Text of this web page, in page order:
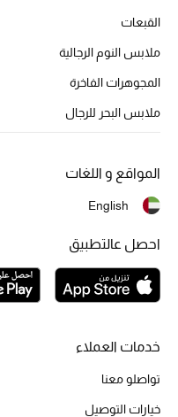
أبرز المصممين
تسوقوا الحقائب
أحذية النسائية
أحذية للأطفال
القبعات
ملابس النوم الرجالية
المجوهرات الفاخرة
ملابس البحر للرجال
خدمات العملاء
تواصلو معنا
خيارات التوصيل
المواقع و اللغات
English
احصل عالتطبيق